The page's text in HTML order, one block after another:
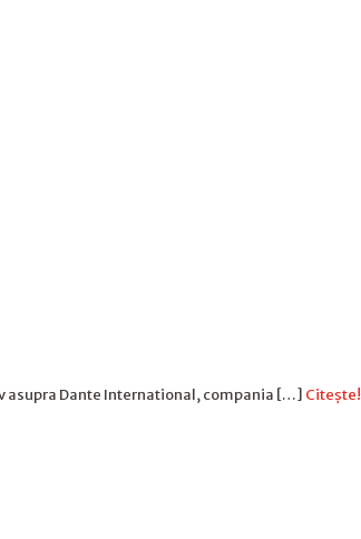
asupra Dante International, compania […] Citește!